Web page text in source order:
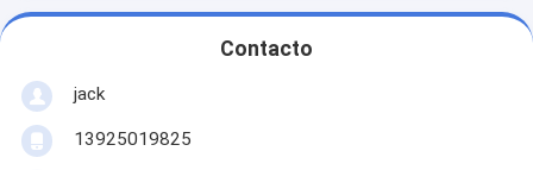
Contacto
jack
13925019825